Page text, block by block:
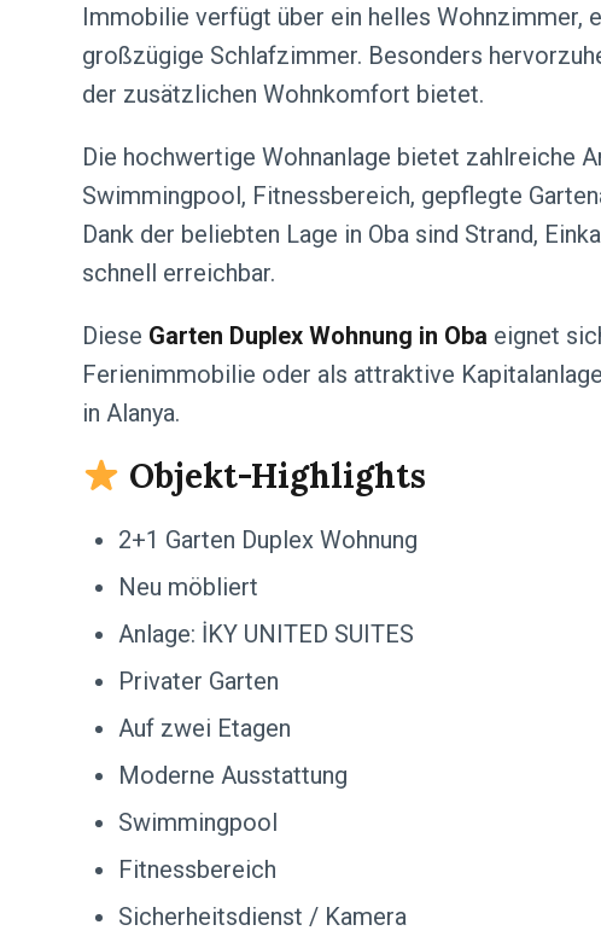
Immobilie verfügt über ein helles Wohnzimmer,
großzügige Schlafzimmer. Besonders
der zusätzlichen Wohnkomfort bietet.
Die hochwertige Wohnanlage bietet zahlreiche
Swimmingpool, Fitnessbereich, gepflegte
Dank der beliebten Lage in Oba sind Strand,
schnell erreichbar.
Diese Garten Duplex Wohnung in Oba eignet
Ferienimmobilie oder als attraktive
in Alanya.
Objekt-Highlights
2+1 Garten Duplex Wohnung
Neu möbliert
Anlage: İKY UNITED SUITES
Privater Garten
Auf zwei Etagen
Moderne Ausstattung
Swimmingpool
Fitnessbereich
Sicherheitsdienst / Kamera